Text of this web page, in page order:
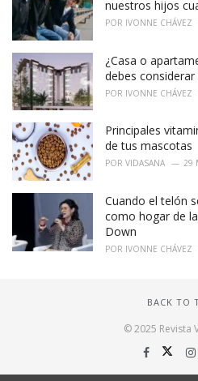
nuestros hijos
POR IVONNE CHÁVEZ
¿Casa o
debes
POR IVONNE CHÁVEZ
Principales
de tus mascotas
POR VIDASANA 29
Cuando el telón
como hogar de
Down
POR IVONNE CHÁVEZ
BACK TO
© 2025 Revista